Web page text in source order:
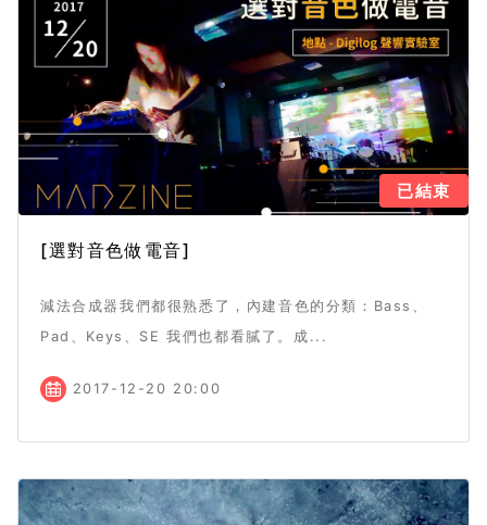
已結束
[選對音色做電音]
減法合成器我們都很熟悉了，內建音色的分類：Bass、
Pad、Keys、SE 我們也都看膩了。成...
2017-12-20 20:00